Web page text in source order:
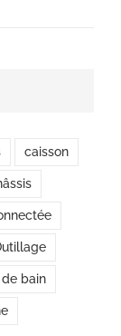
caisson
bain